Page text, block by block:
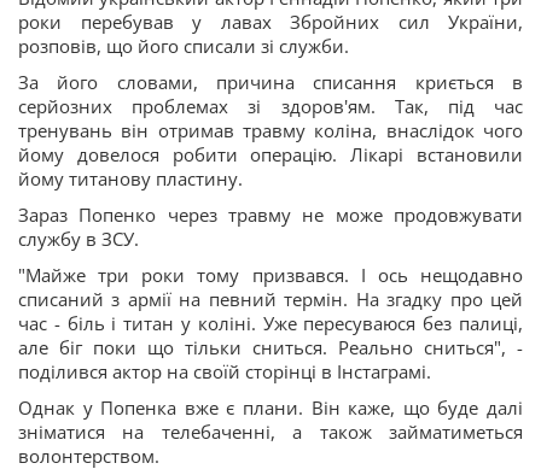
роки перебував у лавах Збройних сил України,
розповів, що його списали зі служби.
За його словами, причина списання криється в
серйозних проблемах зі здоров'ям. Так, під час
тренувань він отримав травму коліна, внаслідок чого
йому довелося робити операцію. Лікарі встановили
йому титанову пластину.
Зараз Попенко через травму не може продовжувати
службу в ЗСУ.
"Майже три роки тому призвався. І ось нещодавно
списаний з армії на певний термін. На згадку про цей
час - біль і титан у коліні. Уже пересуваюся без палиці,
але біг поки що тільки сниться. Реально сниться", -
поділився актор на своїй сторінці в Інстаграмі.
Однак у Попенка вже є плани. Він каже, що буде далі
зніматися на телебаченні, а також займатиметься
волонтерством.